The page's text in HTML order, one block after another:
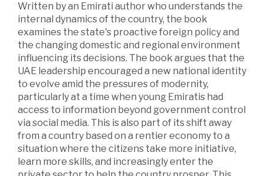
Written by an Emirati author who understands the
internal dynamics of the country, the book
examines the state's proactive foreign policy and
the changing domestic and regional environment
influencing its decisions. The book argues that the
UAE leadership encouraged a new national identity
to evolve amid the pressures of modernity,
particularly at a time when young Emiratis had
access to information beyond government control
via social media. This is also part of its shift away
from a country based on a rentier economy to a
situation where the citizens take more initiative,
learn more skills, and increasingly enter the